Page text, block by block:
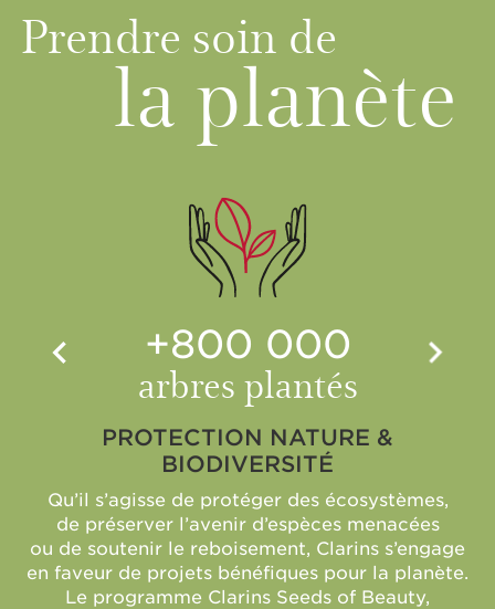
Prendre soin de
la planète
+800 000
arbres plantés
PROTECTION NATURE &
BIODIVERSITÉ
Qu’il s’agisse de protéger des écosystèmes,
de préserver l’avenir d’espèces menacées
ou de soutenir le reboisement, Clarins s’engage
en faveur de projets bénéfiques pour la planète.
Le programme Clarins Seeds of Beauty,